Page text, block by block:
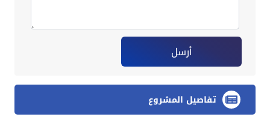
أرسل
تفاصيل المشروع